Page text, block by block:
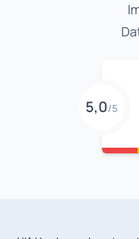
5,0/5